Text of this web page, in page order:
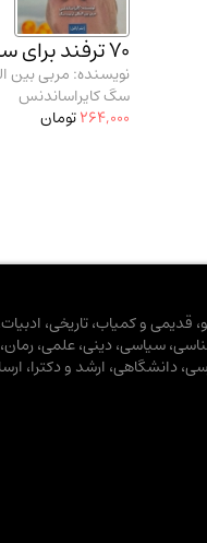
70 ترفند برای سگ ها
نویسنده: مربی بین
سگ کایراساندنس
264,000تومان
قدیمی و کمیاب، تاریخی،
سیاسی، دینی، علمی،
دانشگاهی، ارشد و دکترا،